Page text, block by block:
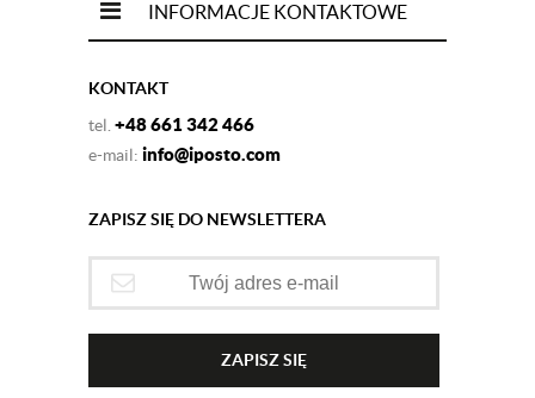
INFORMACJE KONTAKTOWE
KONTAKT
tel. +48 661 342 466
e-mail: info@iposto.com
ZAPISZ SIĘ DO NEWSLETTERA
ZAPISZ SIĘ